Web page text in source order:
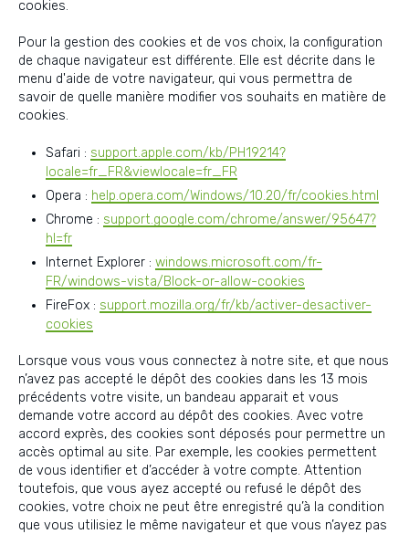
cookies.
Pour la gestion des cookies et de vos choix, la configuration
de chaque navigateur est différente. Elle est décrite dans le
menu d'aide de votre navigateur, qui vous permettra de
savoir de quelle manière modifier vos souhaits en matière de
cookies.
Safari : support.apple.com/kb/PH19214?
locale=fr_FR&viewlocale=fr_FR
Opera : help.opera.com/Windows/10.20/fr/cookies.html
Chrome : support.google.com/chrome/answer/95647?
hl=fr
Internet Explorer : windows.microsoft.com/fr-
FR/windows-vista/Block-or-allow-cookies
FireFox : support.mozilla.org/fr/kb/activer-desactiver-
cookies
Lorsque vous vous vous connectez à notre site, et que nous
n’avez pas accepté le dépôt des cookies dans les 13 mois
précédents votre visite, un bandeau apparait et vous
demande votre accord au dépôt des cookies. Avec votre
accord exprès, des cookies sont déposés pour permettre un
accès optimal au site. Par exemple, les cookies permettent
de vous identifier et d’accéder à votre compte. Attention
toutefois, que vous ayez accepté ou refusé le dépôt des
cookies, votre choix ne peut être enregistré qu’à la condition
que vous utilisiez le même navigateur et que vous n’ayez pas